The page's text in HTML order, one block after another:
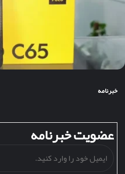
خبرنامه
عضویت خبرنامه
خود